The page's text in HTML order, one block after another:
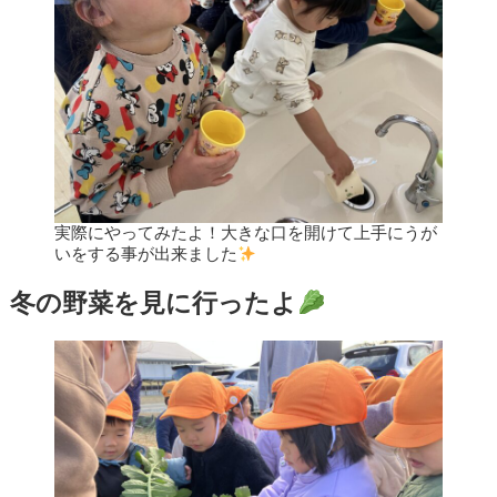
実際にやってみたよ！大きな口を開けて上手にうが
いをする事が出来ました
冬の野菜を見に行ったよ